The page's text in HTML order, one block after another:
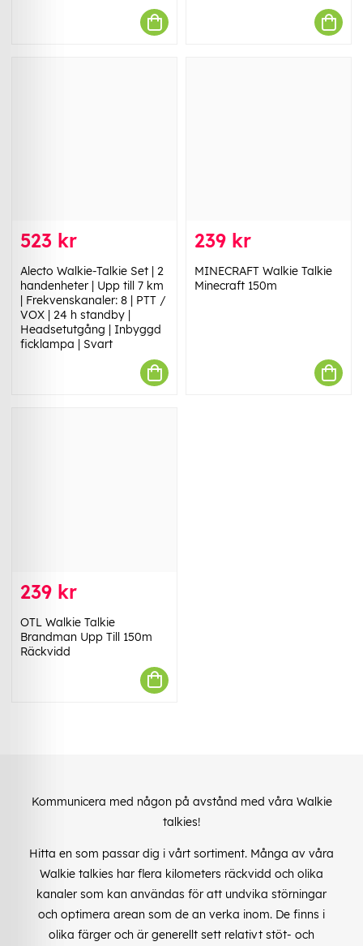
523 kr
Alecto Walkie-Talkie Set | 2
handenheter | Upp till 7 km
| Frekvenskanaler: 8 | PTT /
VOX | 24 h standby |
Headsetutgång | Inbyggd
ficklampa | Svart
239 kr
MINECRAFT Walkie Talkie
Minecraft 150m
239 kr
OTL Walkie Talkie
Brandman Upp Till 150m
Räckvidd
Kommunicera med någon på avstånd med våra Walkie
talkies!
Hitta en som passar dig i vårt sortiment. Många av våra
Walkie talkies har flera kilometers räckvidd och olika
kanaler som kan användas för att undvika störningar
och optimera arean som de an verka inom. De finns i
olika färger och är generellt sett relativt stöt- och